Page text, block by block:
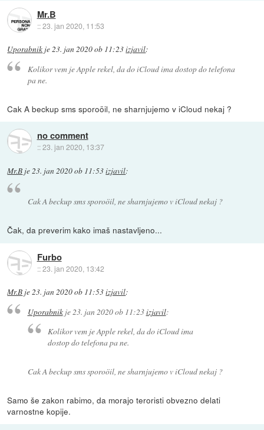
Mr.B
::23. jan 2020, 11:53
Uporabnik je23. jan 2020 ob 11:23izjavil:
Kolikor vem je Apple rekel, da do iCloud ima dostop do telefona
pa ne.
Cak A beckup sms sporoöil, ne sharnjujemo v iCloud nekaj ?
no comment
::23. jan 2020, 13:37
Mr.B je23. jan 2020 ob 11:53izjavil:
Cak A beckup sms sporoöil, ne sharnjujemo v iCloud nekaj ?
Čak, da preverim kako imaš nastavljeno...
Furbo
::23. jan 2020, 13:42
Mr.B je23. jan 2020 ob 11:53izjavil:
Uporabnikje23. jan 2020 ob 11:23izjavil:
Kolikor vem je Apple rekel, da do iCloud ima
dostop do telefona pa ne.
Cak A beckup sms sporoöil, ne sharnjujemo v iCloud nekaj ?
Samo še zakon rabimo, da morajo teroristi obvezno delati
varnostne kopije.